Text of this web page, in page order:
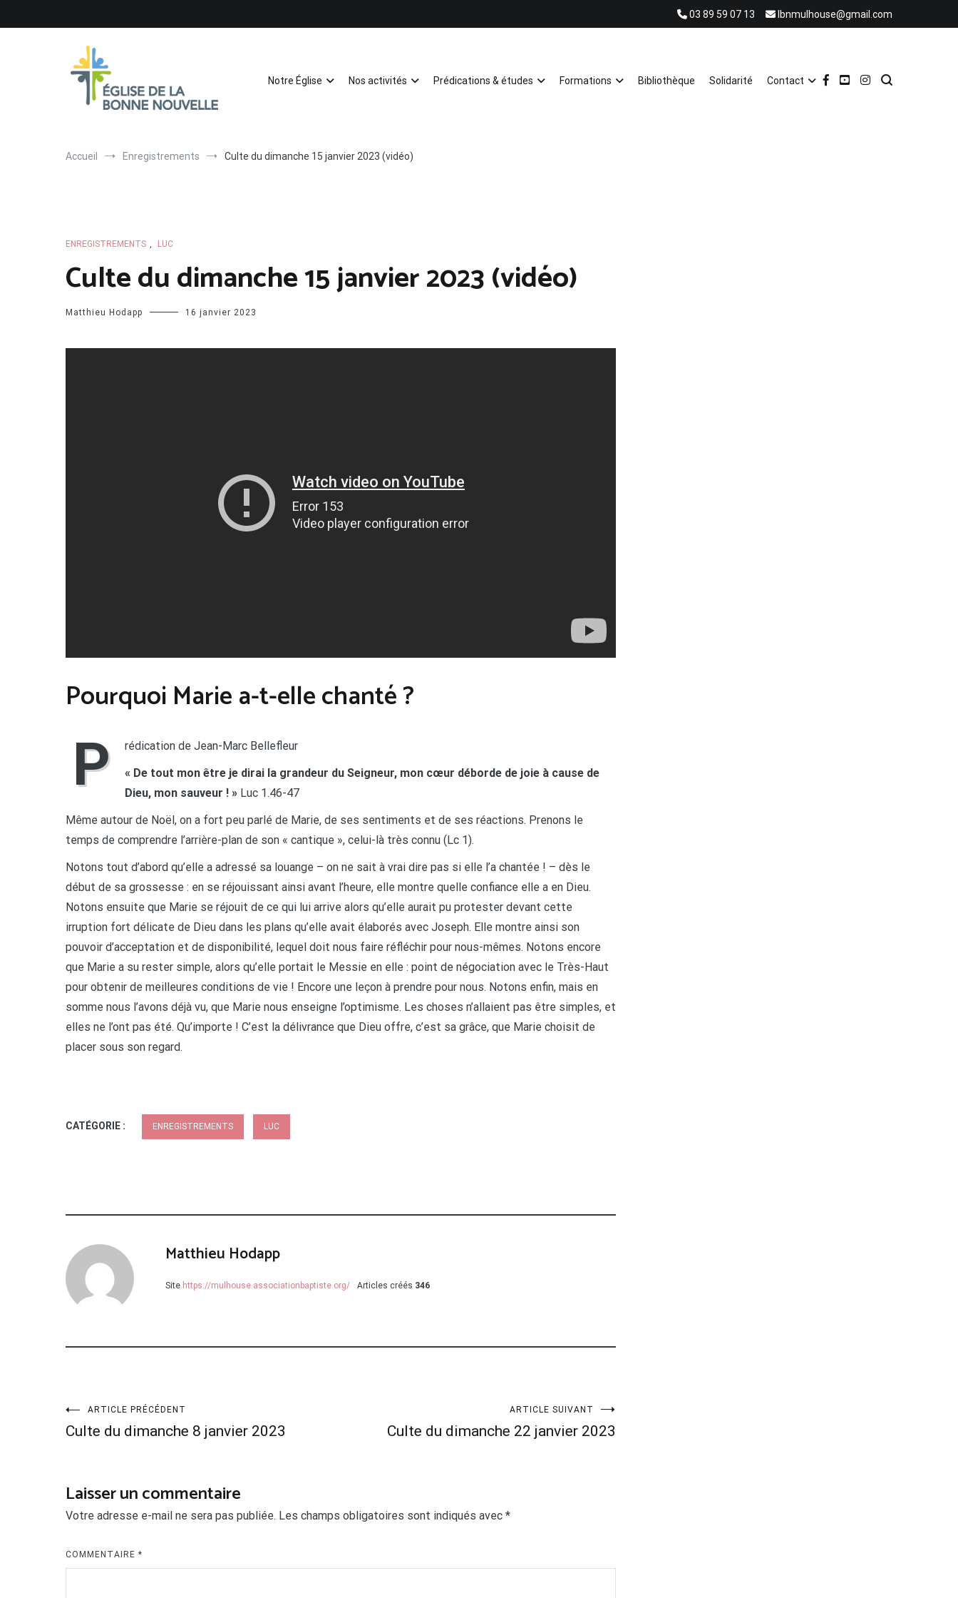
03 89 59 07 13 lbnmulhouse@gmail.com
Notre Église Nos activités Prédications & études Formations Bibliothèque Solidarité Contact
Accueil Enregistrements Culte du dimanche 15 janvier 2023 (vidéo)
ENREGISTREMENTS , LUC
Culte du dimanche 15 janvier 2023 (vidéo)
Matthieu Hodapp 16 janvier 2023
Pourquoi Marie a-t-elle chanté ?
P
rédication de Jean-Marc Bellefleur
« De tout mon être je dirai la grandeur du Seigneur, mon cœur déborde de joie à cause de
Dieu, mon sauveur ! » Luc 1.46-47
Même autour de Noël, on a fort peu parlé de Marie, de ses sentiments et de ses réactions. Prenons le
temps de comprendre l’arrière-plan de son « cantique », celui-là très connu (Lc 1).
Notons tout d’abord qu’elle a adressé sa louange – on ne sait à vrai dire pas si elle l’a chantée ! – dès le
début de sa grossesse : en se réjouissant ainsi avant l’heure, elle montre quelle confiance elle a en Dieu.
Notons ensuite que Marie se réjouit de ce qui lui arrive alors qu’elle aurait pu protester devant cette
irruption fort délicate de Dieu dans les plans qu’elle avait élaborés avec Joseph. Elle montre ainsi son
pouvoir d’acceptation et de disponibilité, lequel doit nous faire réfléchir pour nous-mêmes. Notons encore
que Marie a su rester simple, alors qu’elle portait le Messie en elle : point de négociation avec le Très-Haut
pour obtenir de meilleures conditions de vie ! Encore une leçon à prendre pour nous. Notons enfin, mais en
somme nous l’avons déjà vu, que Marie nous enseigne l’optimisme. Les choses n’allaient pas être simples, et
elles ne l’ont pas été. Qu’importe ! C’est la délivrance que Dieu offre, c’est sa grâce, que Marie choisit de
placer sous son regard.
CATÉGORIE : ENREGISTREMENTS LUC
Matthieu Hodapp
Site https://mulhouse.associationbaptiste.org/ Articles créés 346
Navigation
l’article
ARTICLE PRÉCÉDENT
Culte du dimanche 8 janvier 2023
ARTICLE SUIVANT
Culte du dimanche 22 janvier 2023
Laisser un commentaire
Votre adresse e-mail ne sera pas publiée. Les champs obligatoires sont indiqués avec *
COMMENTAIRE *